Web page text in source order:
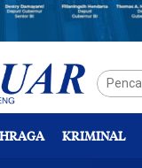
KRIMINAL